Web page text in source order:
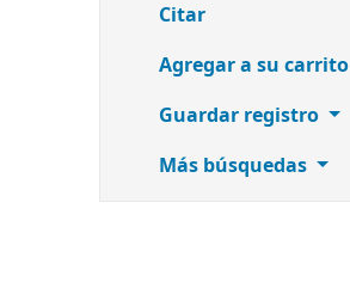
Citar
Agregar a su carrito
Guardar registro
Más búsquedas